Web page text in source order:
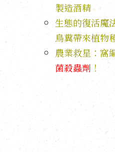
製造酒精
生態的復活魔
鳥糞帶來植物
農業救星：窩
菌殺蟲劑 ！